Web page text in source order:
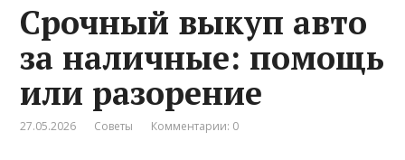
Срочный выкуп авто
за наличные: помощь
или разорение
27.05.2026 Советы Комментарии: 0